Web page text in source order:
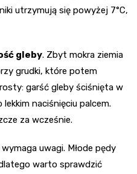
utrzymują się powyżej 7°C,
gleby. Zbyt mokra ziemia
grudki, które potem
garść gleby ściśnięta w
naciśnięciu palcem.
za wcześnie.
uwagi. Młode pędy
warto sprawdzić